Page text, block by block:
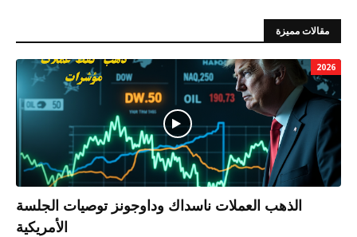
مقالات مميزة
2026
الذهب العملات ناسداك وداوجونز توصيات الجلسة
الأمريكية